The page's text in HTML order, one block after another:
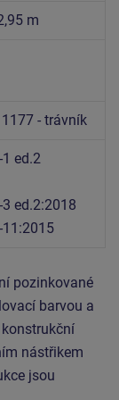
m
- trávník
1 ed.2
3 ed.2:2018
11:2015
pozinkované
barvou a
nástřikem
jsou